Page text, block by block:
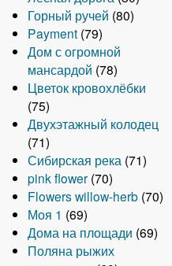
Горный ручей (80)
Payment (79)
Дом с огромной
мансардой (78)
Цветок кровохлёбки
(75)
Двухэтажный колодец
(71)
Сибирская река (71)
pink flower (70)
Flowers willow-herb (70)
Моя 1 (69)
Дома на площади (69)
Поляна рыжих